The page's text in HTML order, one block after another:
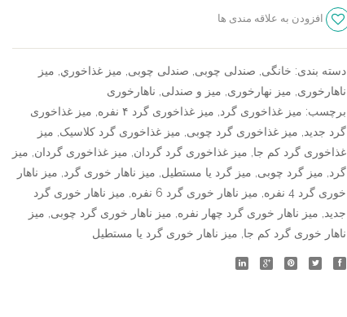
افزودن به علاقه مندی ها
دسته بندی: خانگی صندلی چوبی صندلی چوبی ميز غذاخوري میز
ناهارخوری میز نهارخوری میز و صندلی ناهارخوری
برچسب: میز غذاخوری گرد میز غذاخوری گرد ۴ نفره
میز غذاخوری
گرد جدید
میز غذاخوری گرد چوبی میز غذاخوری گرد کلاسیک میز
غذاخوری گرد کم جا میز غذاخوری گرد گردان میز غذاخوری گردان میز
گرد
میز گرد چوبی میز گرد یا مستطیل میز ناهار خوری گرد
میز ناهار
خوری گرد 4 نفره
میز ناهار خوری گرد 6 نفره
میز ناهار خوری گرد
جدید
میز ناهار خوری گرد چهار نفره میز ناهار خوری گرد چوبی میز
ناهار خوری گرد کم جا میز ناهار خوری گرد یا مستطیل